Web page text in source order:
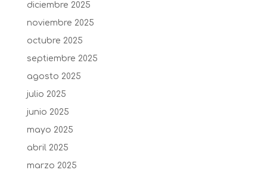
diciembre 2025
noviembre 2025
octubre 2025
septiembre 2025
agosto 2025
julio 2025
junio 2025
mayo 2025
abril 2025
marzo 2025